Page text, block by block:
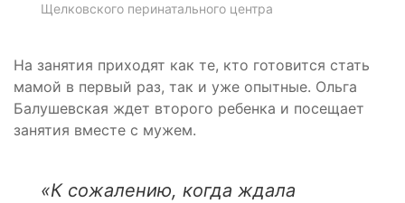
Щелковского перинатального центра
На занятия приходят как те, кто готовится стать
мамой в первый раз, так и уже опытные. Ольга
Балушевская ждет второго ребенка и посещает
занятия вместе с мужем.
«К сожалению, когда ждала